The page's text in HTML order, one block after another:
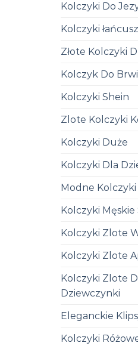
Kolczyki Do
Kolczyki
Złote Kolczyki
Kolczyk Do Brwi
Kolczyki Shein
Zlote Kolczyki
Kolczyki Duże
Kolczyki Dla
Modne
Kolczyki
Kolczyki Zlote
Kolczyki Zlote
Kolczyki Zlote
Dziewczynki
Eleganckie
Kolczyki